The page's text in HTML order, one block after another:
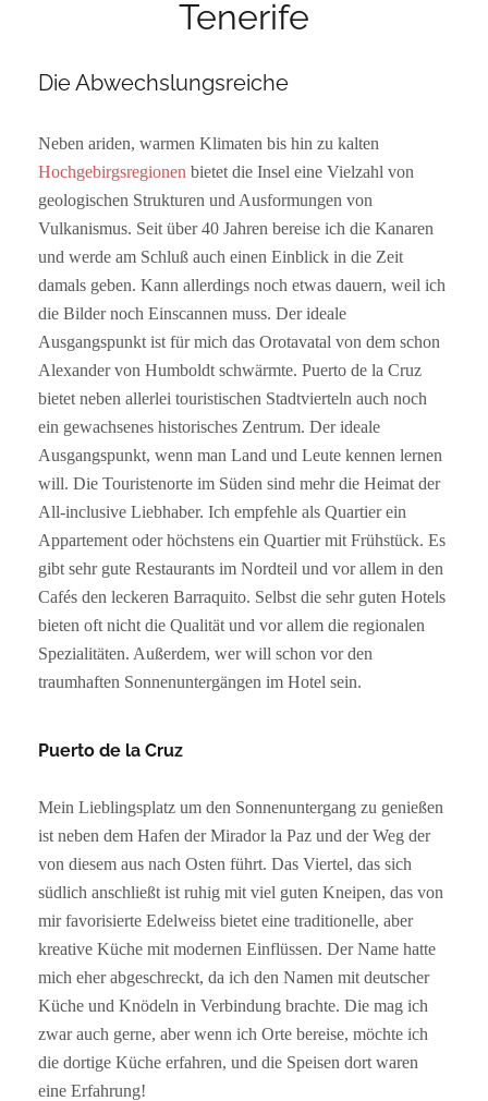
Tenerife
Die Abwechslungsreiche
Neben ariden, warmen Klimaten bis hin zu kalten
Hochgebirgsregionen bietet die Insel eine Vielzahl von
geologischen Strukturen und Ausformungen von
Vulkanismus. Seit über 40 Jahren bereise ich die Kanaren
und werde am Schluß auch einen Einblick in die Zeit
damals geben. Kann allerdings noch etwas dauern, weil ich
die Bilder noch Einscannen muss. Der ideale
Ausgangspunkt ist für mich das Orotavatal von dem schon
Alexander von Humboldt schwärmte. Puerto de la Cruz
bietet neben allerlei touristischen Stadtvierteln auch noch
ein gewachsenes historisches Zentrum. Der ideale
Ausgangspunkt, wenn man Land und Leute kennen lernen
will. Die Touristenorte im Süden sind mehr die Heimat der
All-inclusive Liebhaber. Ich empfehle als Quartier ein
Appartement oder höchstens ein Quartier mit Frühstück. Es
gibt sehr gute Restaurants im Nordteil und vor allem in den
Cafés den leckeren Barraquito. Selbst die sehr guten Hotels
bieten oft nicht die Qualität und vor allem die regionalen
Spezialitäten. Außerdem, wer will schon vor den
traumhaften Sonnenuntergängen im Hotel sein.
Puerto de la Cruz
Mein Lieblingsplatz um den Sonnenuntergang zu genießen
ist neben dem Hafen der Mirador la Paz und der Weg der
von diesem aus nach Osten führt. Das Viertel, das sich
südlich anschließt ist ruhig mit viel guten Kneipen, das von
mir favorisierte Edelweiss bietet eine traditionelle, aber
kreative Küche mit modernen Einflüssen. Der Name hatte
mich eher abgeschreckt, da ich den Namen mit deutscher
Küche und Knödeln in Verbindung brachte. Die mag ich
zwar auch gerne, aber wenn ich Orte bereise, möchte ich
die dortige Küche erfahren, und die Speisen dort waren
eine Erfahrung!